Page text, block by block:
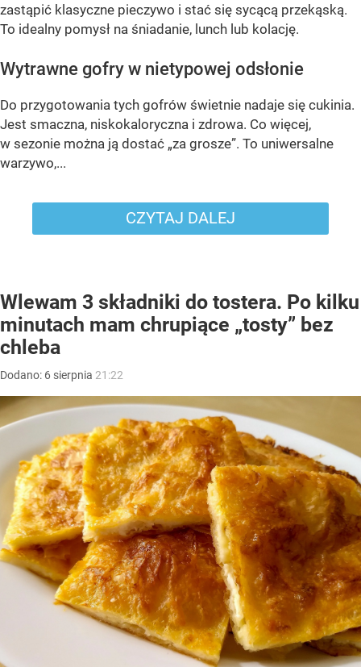
zastąpić klasyczne pieczywo i stać się sycącą przekąską.
To idealny pomysł na śniadanie, lunch lub kolację.
Wytrawne gofry w nietypowej odsłonie
Do przygotowania tych gofrów świetnie nadaje się cukinia.
Jest smaczna, niskokaloryczna i zdrowa. Co więcej,
w sezonie można ją dostać „za grosze”. To uniwersalne
warzywo,...
CZYTAJ DALEJ
Wlewam 3 składniki do tostera. Po kilku
minutach mam chrupiące „tosty” bez
chleba
Dodano: 6 sierpnia 21:22